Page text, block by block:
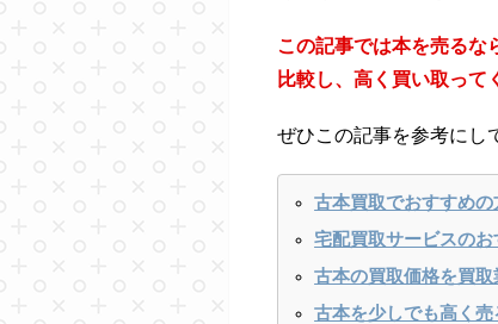
この記事では本を売るな
比較し、高く買い取って
ぜひこの記事を参考にし
古本買取でおすすめの
宅配買取サービスの
古本の買取価格を買取
古本を少しでも高く